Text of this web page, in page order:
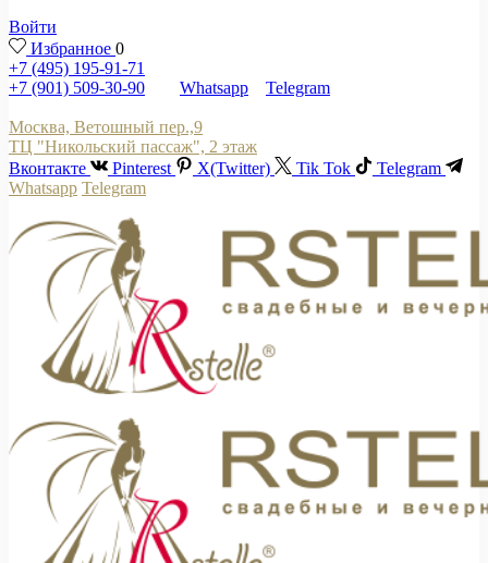
Войти
Избранное 0
+7 (495) 195-91-71
+7 (901) 509-30-90
Whatsapp Telegram
Москва, Ветошный пер.,9
ТЦ "Никольский пассаж", 2 этаж
Вконтакте
Pinterest X(Twitter) Tik Tok
Telegram
Whatsapp Telegram